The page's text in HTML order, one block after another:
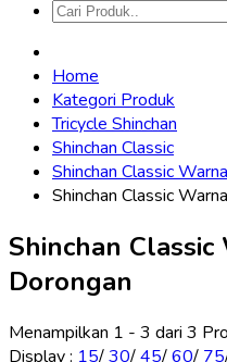
Home
Kategori Produk
Tricycle Shinchan
Shinchan Classic
Shinchan Classic Warna
Shinchan Classic
Shinchan
Dorongan
Menampilkan 1 - 3 dari 3
Display: 15/30/45/60/ 75